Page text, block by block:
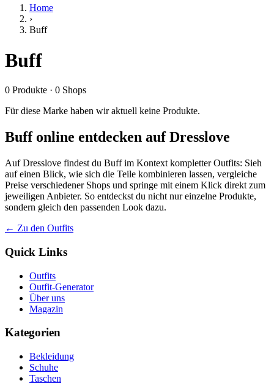
Home
›
Buff
Buff
0 Produkte · 0 Shops
Für diese Marke haben wir aktuell keine Produkte.
Buff online entdecken auf Dresslove
Auf Dresslove findest du Buff im Kontext kompletter Outfits: Sieh
auf einen Blick, wie sich die Teile kombinieren lassen, vergleiche
Preise verschiedener Shops und springe mit einem Klick direkt zum
jeweiligen Anbieter. So entdeckst du nicht nur einzelne Produkte,
sondern gleich den passenden Look dazu.
← Zu den Outfits
Quick Links
Outfits
Outfit-Generator
Über uns
Magazin
Kategorien
Bekleidung
Schuhe
Taschen